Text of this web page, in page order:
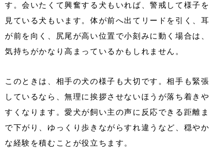
す。会いたくて興奮する犬もいれば、警戒して様子を
見ている犬もいます。体が前へ出てリードを引く、耳
が前を向く、尻尾が高い位置で小刻みに動く場合は、
気持ちがかなり高まっているかもしれません。
このときは、相手の犬の様子も大切です。相手も緊張
しているなら、無理に挨拶させないほうが落ち着きや
すくなります。愛犬が飼い主の声に反応できる距離ま
で下がり、ゆっくり歩きながらすれ違うなど、穏やか
な経験を積むことが役立ちます。